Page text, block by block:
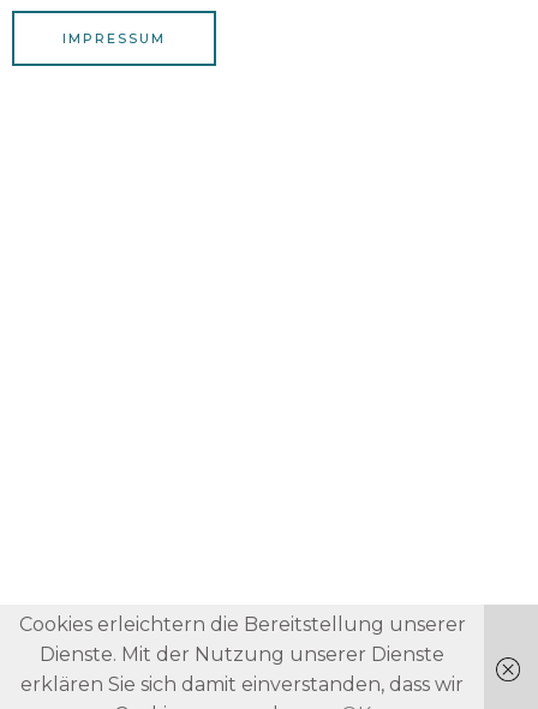
IMPRESSUM
Cookies erleichtern die Bereitstellung unserer
Dienste. Mit der Nutzung unserer Dienste
erklären Sie sich damit einverstanden, dass wir